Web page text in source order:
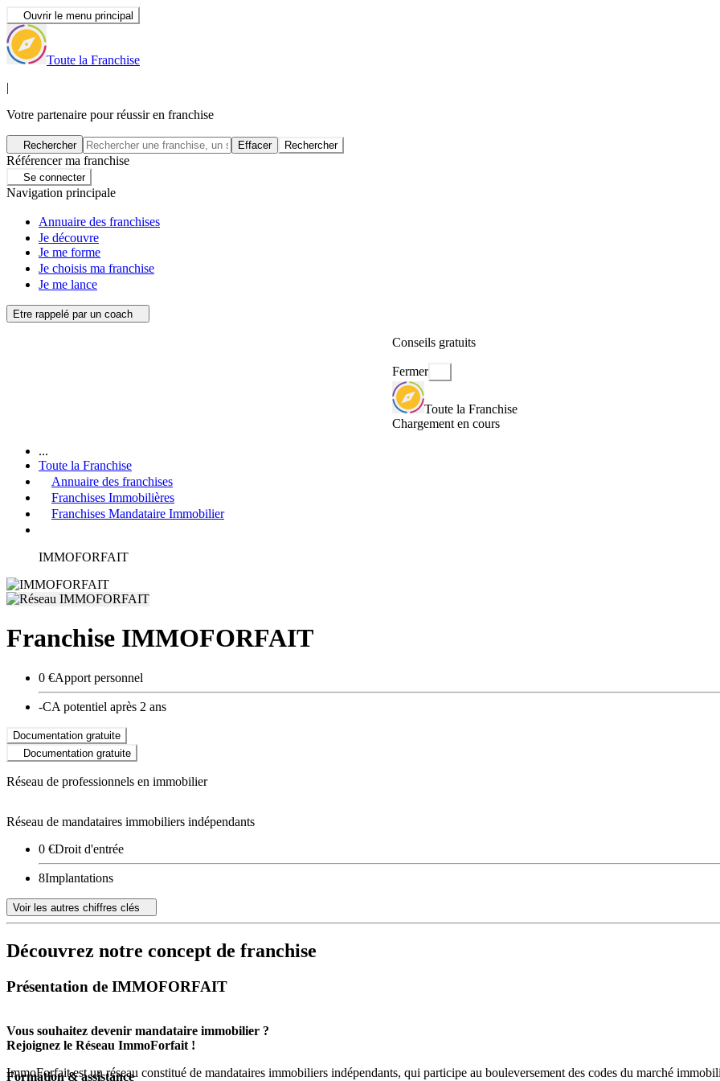
Ouvrir le menu principal
Toute la Franchise
|
Votre partenaire pour réussir en franchise
Rechercher Effacer Rechercher
Référencer ma franchise
Se connecter
Navigation principale
Annuaire des franchises
Je découvre
Je me forme
Je choisis ma franchise
Je me lance
Etre rappelé par un coach
Conseils gratuits
Fermer
Toute la Franchise
Chargement en cours
...
Toute la Franchise
Annuaire des franchises
Franchises Immobilières
Franchises Mandataire Immobilier
IMMOFORFAIT
Franchise IMMOFORFAIT
0 €Apport personnel
-CA potentiel après 2 ans
Documentation gratuite
Documentation gratuite
Réseau de professionnels en immobilier
Réseau de mandataires immobiliers indépendants
0 €Droit d'entrée
8Implantations
Voir les autres chiffres clés
Découvrez notre concept de franchise
Présentation de IMMOFORFAIT
Vous souhaitez devenir mandataire immobilier ?
Rejoignez le Réseau ImmoForfait !
ImmoForfait est un réseau constitué de mandataires immobiliers indépendants, qui participe au bouleversement des codes du marché
Formation & assistance